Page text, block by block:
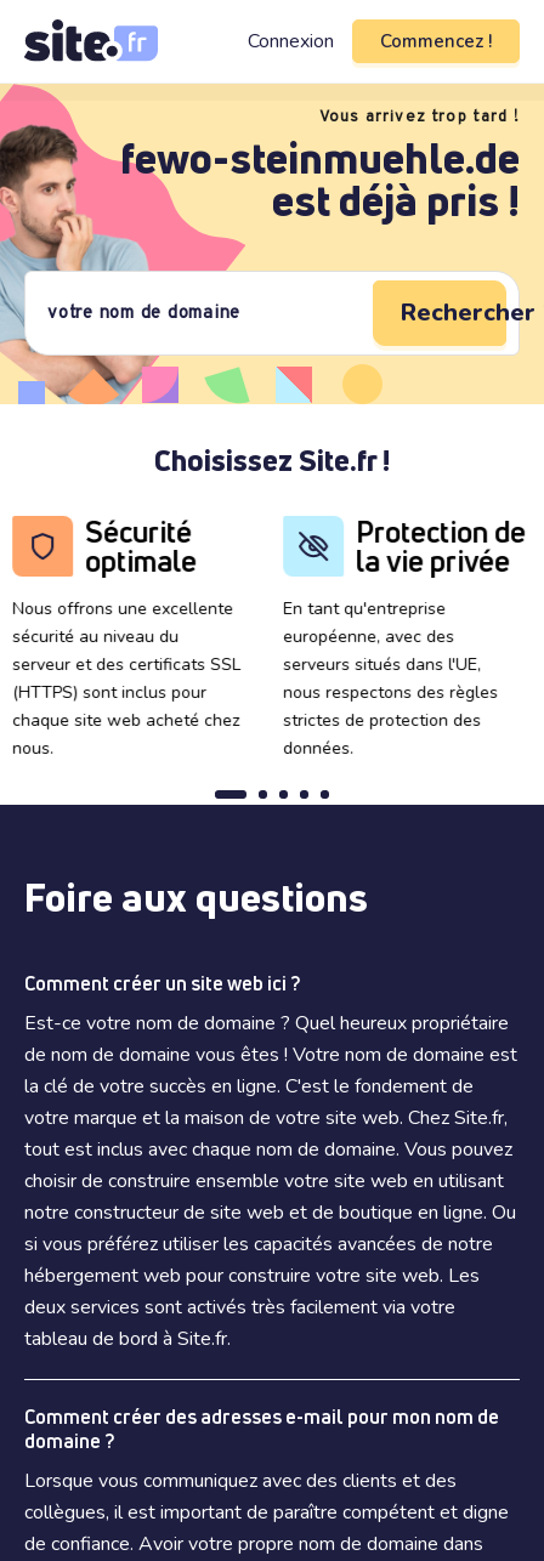
Connexion Commencez !
Vous arrivez trop tard !
fewo-steinmuehle.de
est déjà pris !
Rechercher
Choisissez Site.fr !
Sécurité
optimale
Nous offrons une excellente
sécurité au niveau du
serveur et des certificats SSL
(HTTPS) sont inclus pour
chaque site web acheté chez
nous.
Protection de
la vie privée
En tant qu'entreprise
européenne, avec des
serveurs situés dans l'UE,
nous respectons des règles
strictes de protection des
données.
Foire aux questions
Comment créer un site web ici ?
Est-ce votre nom de domaine ? Quel heureux propriétaire
de nom de domaine vous êtes ! Votre nom de domaine est
la clé de votre succès en ligne. C'est le fondement de
votre marque et la maison de votre site web. Chez Site.fr,
tout est inclus avec chaque nom de domaine. Vous pouvez
choisir de construire ensemble votre site web en utilisant
notre constructeur de site web et de boutique en ligne. Ou
si vous préférez utiliser les capacités avancées de notre
hébergement web pour construire votre site web. Les
deux services sont activés très facilement via votre
tableau de bord à Site.fr.
Comment créer des adresses e-mail pour mon nom de
domaine ?
Lorsque vous communiquez avec des clients et des
collègues, il est important de paraître compétent et digne
de confiance. Avoir votre propre nom de domaine dans